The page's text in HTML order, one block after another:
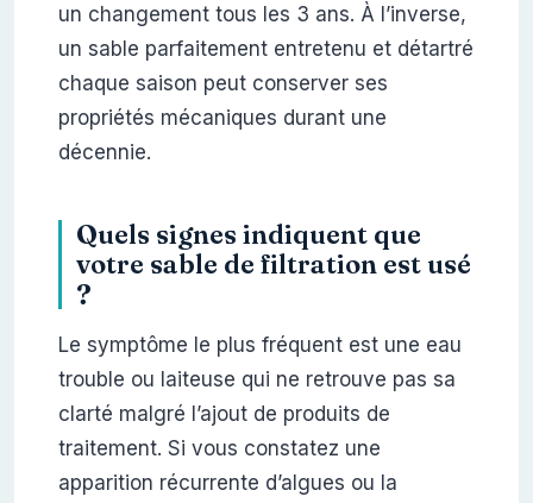
un changement tous les 3 ans. À l’inverse,
un sable parfaitement entretenu et détartré
chaque saison peut conserver ses
propriétés mécaniques durant une
décennie.
Quels signes indiquent que
votre sable de filtration est usé
?
Le symptôme le plus fréquent est une eau
trouble ou laiteuse qui ne retrouve pas sa
clarté malgré l’ajout de produits de
traitement. Si vous constatez une
apparition récurrente d’algues ou la